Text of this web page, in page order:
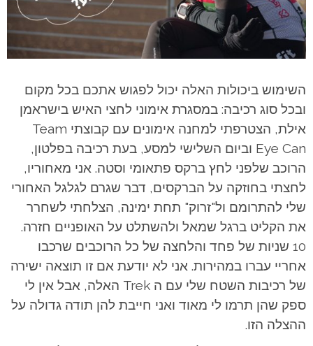
השימוש ביכולות האלה יכול לפגוש אתכם בכל מקום
ובכל סוג רכיבה: במסגרת אימוני לחצי האיש בישראמן
אילת, הצטרפתי למחנה אימונים עם קבוצתי Team
Eye Can וביום השלישי למסע, בעת רכיבה בפלטון,
הרוכב שלפני לחץ ברקס פתאומי וסטה. אני מאחוריו,
לחצתי בחוזקה על הברקסים, דבר שגרם לגלגל האחורי
שלי להתרומם ול"זרוק" תחת ימינה, הצלחתי לשחרר
את הקליט ברגל שמאל ולהשתלט על האופניים חזרה.
10 שניות של פחד והלחצה של כל הרוכבים שרכבו
אחריי עברו במהירות. אני לא יודעת אם זו תוצאה ישירה
של רכיבות השטח שלי עם ה Trek האלה, אבל אין לי
ספק שהן תרמו לי מאוד ואני חייבת להן תודה גדולה על
ההצלה הזו.